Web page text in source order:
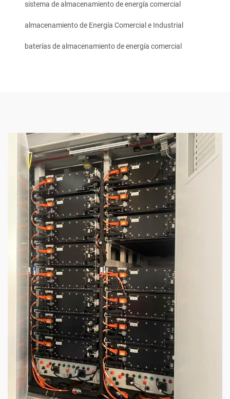
sistema de almacenamiento de energía comercial
almacenamiento de Energía Comercial e Industrial
baterías de almacenamiento de energía comercial